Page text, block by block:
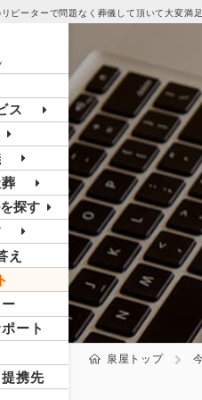
ピーターで問題なく葬儀して頂いて大変満足
ス
探す
え
ート
携先
泉屋トップ